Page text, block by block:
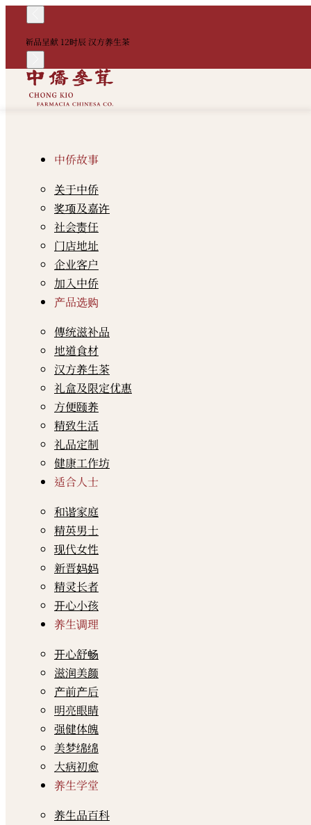
新品呈献 12时辰 汉方养生茶
中侨故事
关于中侨
奖项及嘉许
社会责任
门店地址
企业客户
加入中侨
产品选购
傳统滋补品
地道食材
汉方养生茶
礼盒及限定优惠
方便颐养
精致生活
礼品定制
健康工作坊
适合人士
和谐家庭
精英男士
现代女性
新晋妈妈
精灵长者
开心小孩
养生调理
开心舒畅
滋润美颜
产前产后
明亮眼睛
强健体魄
美梦绵绵
大病初愈
养生学堂
养生品百科